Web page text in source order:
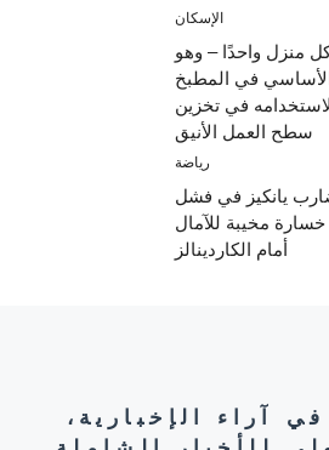
الإسكان
منزل واحدًا – وهو
في المطبخ
في تخزين
سطح العمل الأنيق
رياضة
يانكيز في فشل
مخيبة للآمال
أمام الكاردينالز
آراء الإخبارية،